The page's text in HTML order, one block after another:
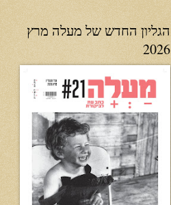
הגליון החדש של מעלה מרץ
2026